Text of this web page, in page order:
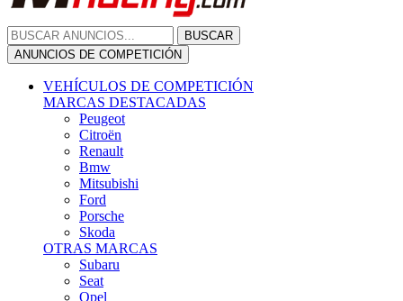
BUSCAR
ANUNCIOS DE COMPETICIÓN
VEHÍCULOS DE COMPETICIÓN
MARCAS DESTACADAS
Peugeot
Citroën
Renault
Bmw
Mitsubishi
Ford
Porsche
Skoda
OTRAS MARCAS
Subaru
Seat
Opel